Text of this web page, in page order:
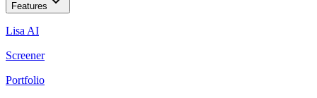
Features
Lisa AI
Screener
Portfolio